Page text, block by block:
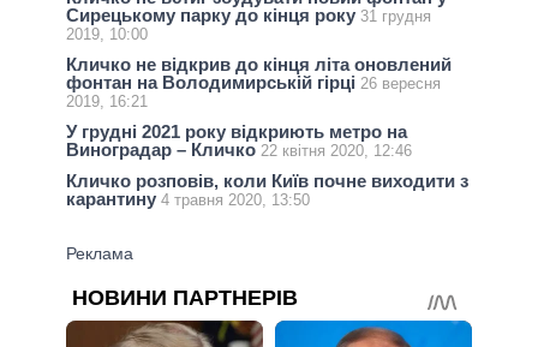
Сирецькому парку до кінця року 31 грудня
2019, 10:00
Кличко не відкрив до кінця літа оновлений
фонтан на Володимирській гірці 26 вересня
2019, 16:21
У грудні 2021 року відкриють метро на
Виноградар – Кличко 22 квітня 2020, 12:46
Кличко розповів, коли Київ почне виходити з
карантину 4 травня 2020, 13:50